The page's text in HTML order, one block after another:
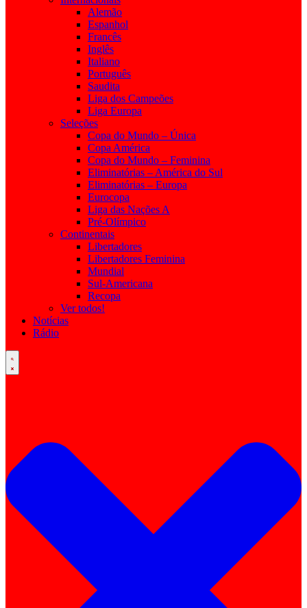
Alemão
Espanhol
Francês
Inglês
Italiano
Português
Saudita
Liga dos Campeões
Liga Europa
Seleções
Copa do Mundo – Única
Copa América
Copa do Mundo – Feminina
Eliminatórias – América do Sul
Eliminatórias – Europa
Eurocopa
Liga das Nações A
Pré-Olímpico
Continentais
Libertadores
Libertadores Feminina
Mundial
Sul-Americana
Recopa
Ver todos!
Notícias
Rádio